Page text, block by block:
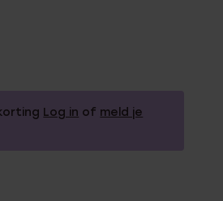
Log in of meld je